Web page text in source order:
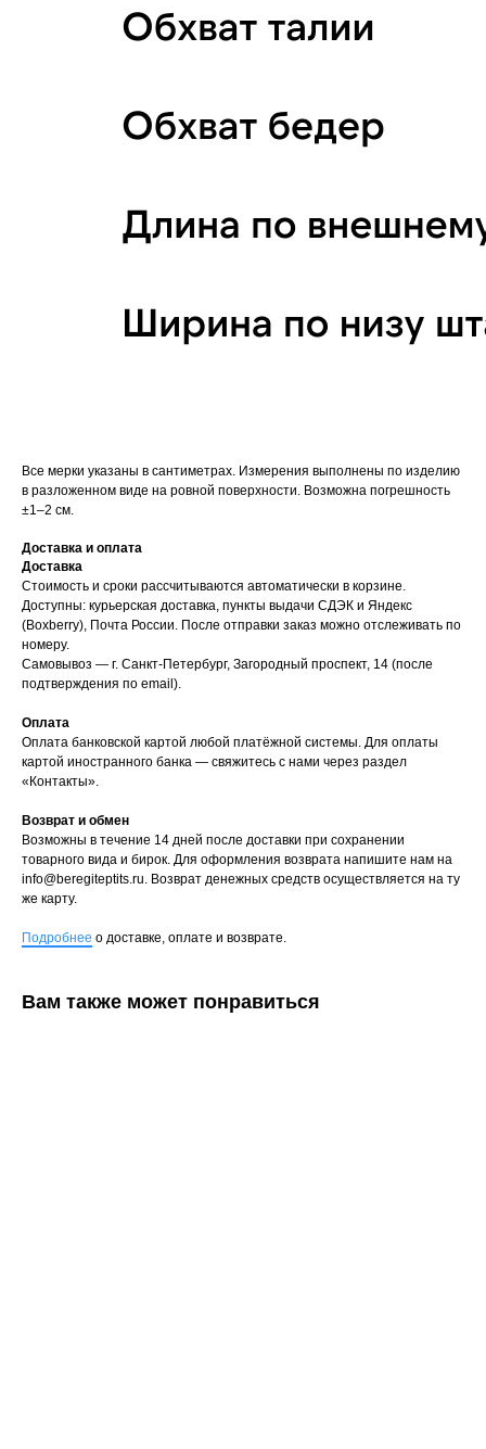
Все мерки указаны в сантиметрах. Измерения выполнены по изделию
в разложенном виде на ровной поверхности. Возможна погрешность
±1–2 см.
Доставка и оплата
Доставка
Стоимость и сроки рассчитываются автоматически в корзине.
Доступны: курьерская доставка, пункты выдачи СДЭК и Яндекс
(Boxberry), Почта России. После отправки заказ можно отслеживать по
номеру.
Самовывоз — г. Санкт-Петербург, Загородный проспект, 14 (после
подтверждения по email).
Оплата
Оплата банковской картой любой платёжной системы. Для оплаты
картой иностранного банка — свяжитесь с нами через раздел
«Контакты».
Возврат и обмен
Возможны в течение 14 дней после доставки при сохранении
товарного вида и бирок. Для оформления возврата напишите нам на
info@beregiteptits.ru. Возврат денежных средств осуществляется на ту
же карту.
Подробнее о доставке, оплате и возврате.
Вам также может понравиться